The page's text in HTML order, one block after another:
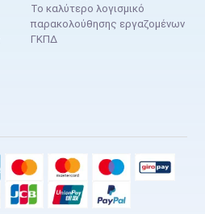
Το καλύτερο λογισμικό
παρακολούθησης εργαζομένων
ΓΚΠΔ